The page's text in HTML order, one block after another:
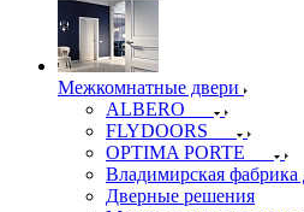
Межкомнатные двери
ALBERO
FLYDOORS
OPTIMA PORTE
Владимирская фабрика
Дверные решения